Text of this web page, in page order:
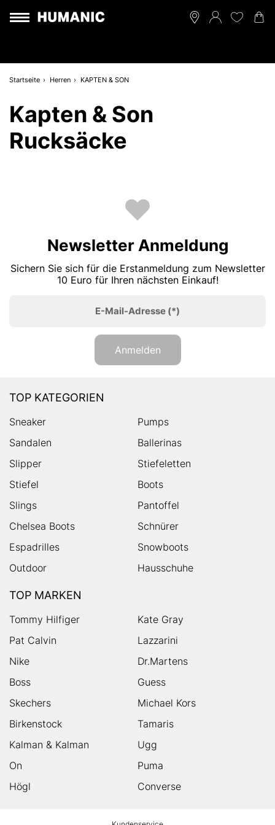
Startseite Herren KAPTEN & SON
Kapten & Son
Rucksäcke
Newsletter Anmeldung
Sichern Sie sich für die Erstanmeldung zum Newsletter
10 Euro für Ihren nächsten Einkauf!
E-Mail-Adresse (*)
Anmelden
TOP KATEGORIEN
Sneaker
Pumps
Sandalen
Ballerinas
Slipper
Stiefeletten
Stiefel
Boots
Slings
Pantoffel
Chelsea Boots
Schnürer
Espadrilles
Snowboots
Outdoor
Hausschuhe
TOP MARKEN
Tommy Hilfiger
Kate Gray
Pat Calvin
Lazzarini
Nike
Dr.Martens
Boss
Guess
Skechers
Michael Kors
Birkenstock
Tamaris
Kalman & Kalman
Ugg
On
Puma
Högl
Converse